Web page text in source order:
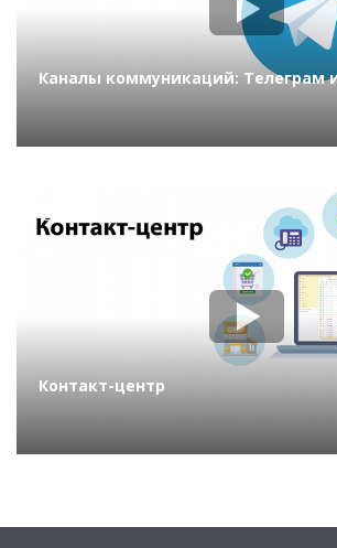
Каналы коммуникаций: Телеграм
Контакт-центр